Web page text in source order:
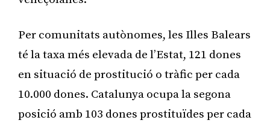
Per comunitats autònomes, les Illes Balears
té la taxa més elevada de l’Estat, 121 dones
en situació de prostitució o tràfic per cada
10.000 dones. Catalunya ocupa la segona
posició amb 103 dones prostituïdes per cada